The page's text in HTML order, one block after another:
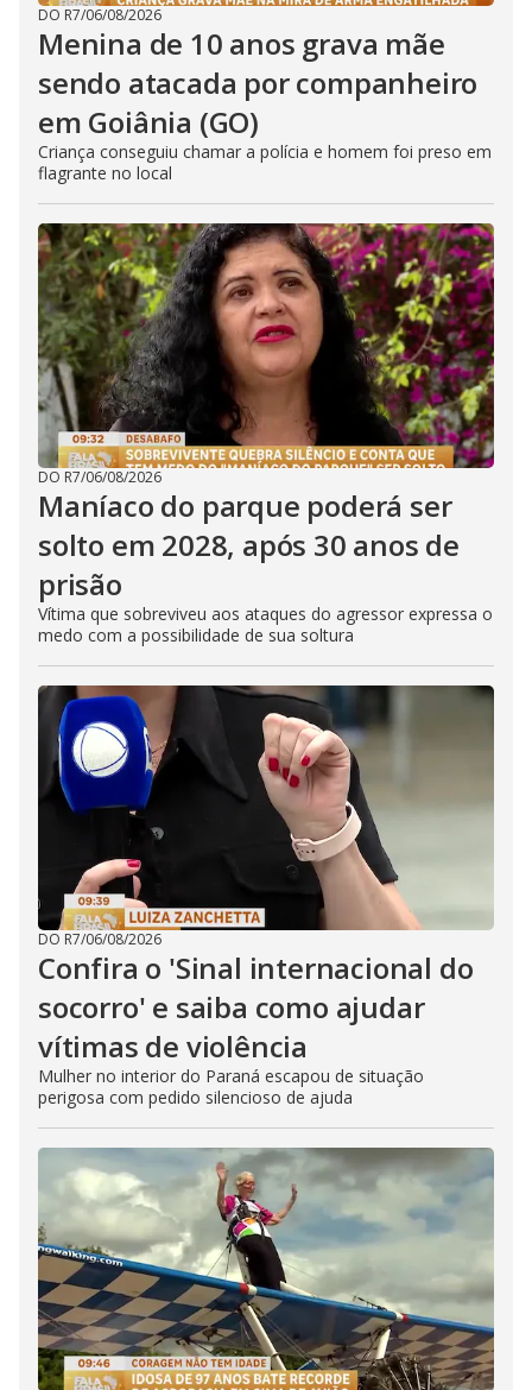
DO R7/06/08/2026
Menina de 10 anos grava mãe
sendo atacada por companheiro
em Goiânia (GO)
Criança conseguiu chamar a polícia e homem foi preso em
flagrante no local
DO R7/06/08/2026
Maníaco do parque poderá ser
solto em 2028, após 30 anos de
prisão
Vítima que sobreviveu aos ataques do agressor expressa o
medo com a possibilidade de sua soltura
DO R7/06/08/2026
Confira o 'Sinal internacional do
socorro' e saiba como ajudar
vítimas de violência
Mulher no interior do Paraná escapou de situação
perigosa com pedido silencioso de ajuda